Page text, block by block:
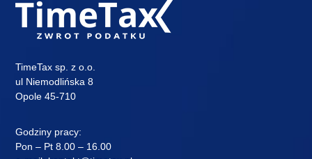
TimeTax sp. z o.o.
ul Niemodlińska 8
Opole 45-710
Godziny pracy:
Pon – Pt 8.00 – 16.00